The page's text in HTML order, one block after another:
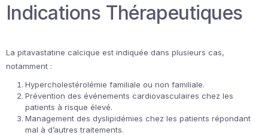
Indications Thérapeutiques
La pitavastatine calcique est indiquée dans plusieurs cas,
notamment :
Hypercholestérolémie familiale ou non familiale.
Prévention des événements cardiovasculaires chez les
patients à risque élevé.
Management des dyslipidémies chez les patients répondant
mal à d’autres traitements.